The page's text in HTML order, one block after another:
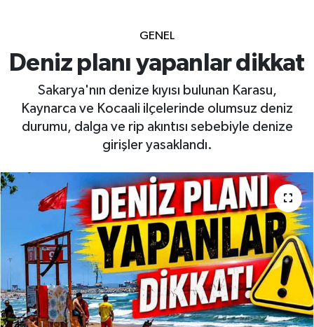
GENEL
Deniz planı yapanlar dikkat
Sakarya'nın denize kıyısı bulunan Karasu,
Kaynarca ve Kocaali ilçelerinde olumsuz deniz
durumu, dalga ve rip akıntısı sebebiyle denize
girişler yasaklandı.